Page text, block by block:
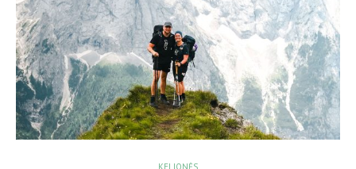
KELIONĖS